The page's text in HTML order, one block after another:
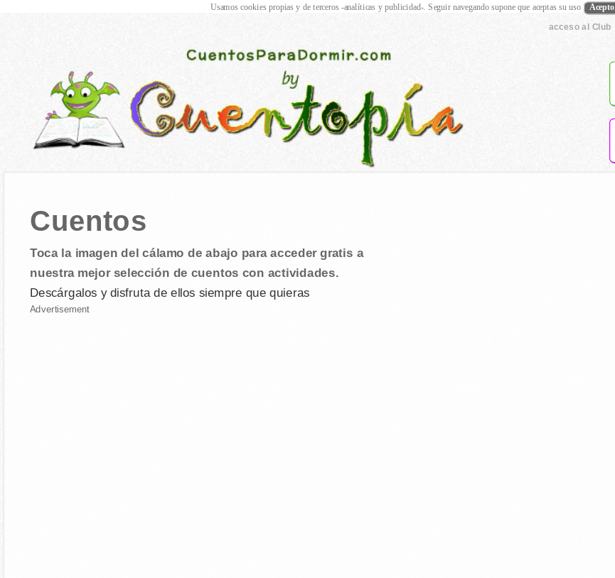
acceso al Club
Cuentos
Toca la imagen del cálamo de abajo para acceder gratis a
nuestra mejor selección de cuentos con actividades.
Descárgalos y disfruta de ellos siempre que quieras
Advertisement
Usamos cookies propias y de terceros -analíticas y publicidad-. Seguir navegando supone que aceptas su uso Acepto